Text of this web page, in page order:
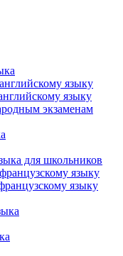
языку
языку
экзаменам
для школьников
языку
языку